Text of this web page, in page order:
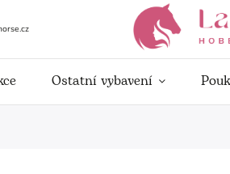
Ostatní vybavení